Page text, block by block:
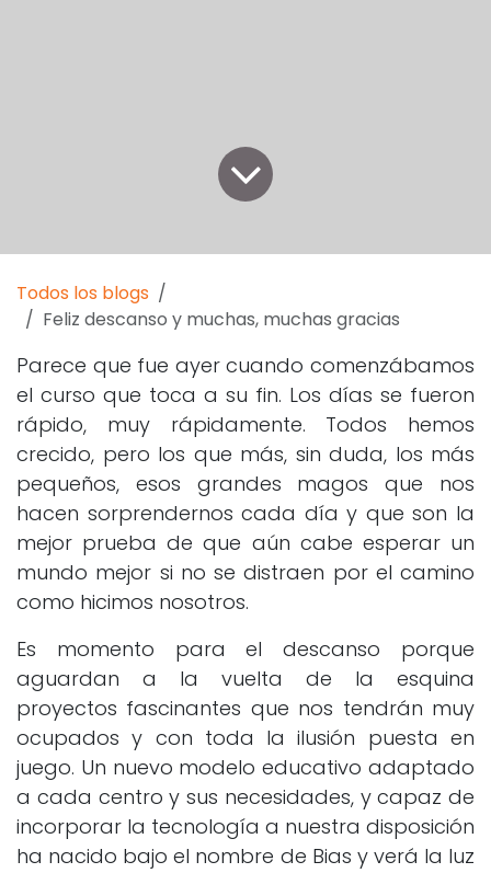
Todos los blogs
Feliz descanso y muchas, muchas gracias
Parece que fue ayer cuando comenzábamos
el curso que toca a su fin. Los días se fueron
rápido, muy rápidamente. Todos hemos
crecido, pero los que más, sin duda, los más
pequeños, esos grandes magos que nos
hacen sorprendernos cada día y que son la
mejor prueba de que aún cabe esperar un
mundo mejor si no se distraen por el camino
como hicimos nosotros.
Es momento para el descanso porque
aguardan a la vuelta de la esquina
proyectos fascinantes que nos tendrán muy
ocupados y con toda la ilusión puesta en
juego. Un nuevo modelo educativo adaptado
a cada centro y sus necesidades, y capaz de
incorporar la tecnología a nuestra disposición
ha nacido bajo el nombre de Bias y verá la luz